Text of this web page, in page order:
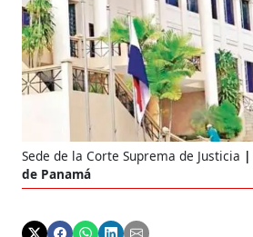
Sede de la Corte Suprema de Justicia
de Panamá